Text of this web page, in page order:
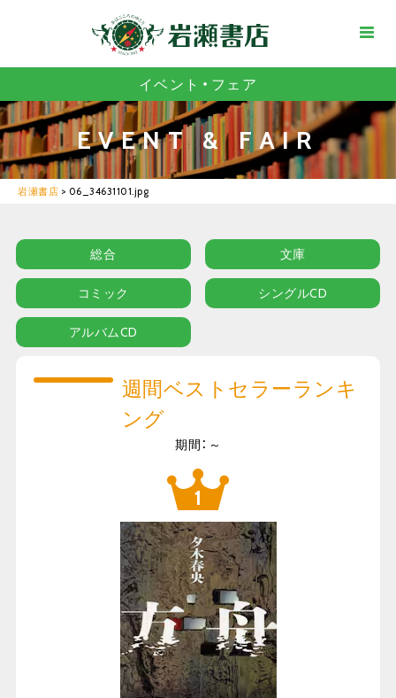
イベント・フェア
EVENT & FAIR
岩瀬書店 > 06_34631101.jpg
総合 文庫
コミック シングルCD
アルバムCD
週間ベストセラーランキ
ング
期間：～